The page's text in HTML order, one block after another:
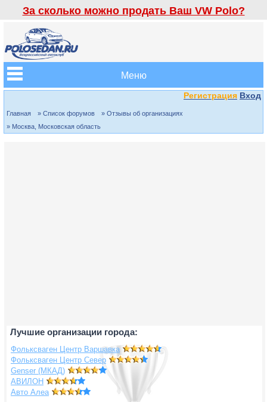
За сколько можно продать Ваш VW Polo?
Меню
Регистрация Вход
Главная » Список форумов
» Отзывы об организациях
» Москва, Московская область
Лучшие организации города:
Фольксваген Центр Варшавка
Фольксваген Центр Север
Genser (МКАД)
АВИЛОН
Авто Алеа